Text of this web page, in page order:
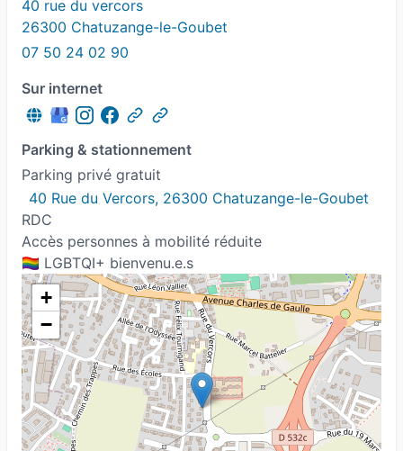
40 rue du vercors
26300 Chatuzange-le-Goubet
07 50 24 02 90
Sur internet
Parking & stationnement
Parking privé gratuit
40 Rue du Vercors, 26300 Chatuzange-le-Goubet
RDC
Accès personnes à mobilité réduite
🏳️‍🌈 LGBTQI+ bienvenu.e.s
+
−